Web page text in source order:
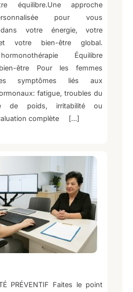
équilibre.Une approche
pour vous
dans votre énergie, votre
votre bien-être global.
Équilibre
être Pour les femmes
symptômes liés aux
fatigue, troubles du
de poids, irritabilité ou
complète […]
PRÉVENTIF Faites le point